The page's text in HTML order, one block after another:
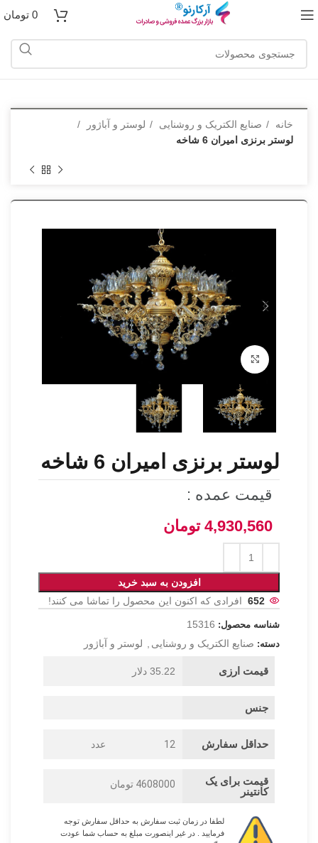
0 تومان
خانه صنایع الکتریک و روشنایی
لوستر و آباژور
لوستر برنزی امیران 6 شاخه
برای بزرگنمایی کلیک کنید
لوستر برنزی امیران 6 شاخه
قیمت عمده :
4,930,560 تومان
افزودن به سبد خرید
652 افرادی که اکنون این محصول را تماشا می کنند!
شناسه محصول: 15316
دسته: صنایع الکتریک و روشنایی لوستر و آباژور
قیمت ارزی 35.22 دلار
جنس
حداقل سفارش 12 عدد
قیمت برای یک
کانتینر
4608000 تومان
لطفا در زمان ثبت سفارش به حداقل سفارش توجه
فرمایید . در غیر اینصورت مبلغ به حساب شما عودت